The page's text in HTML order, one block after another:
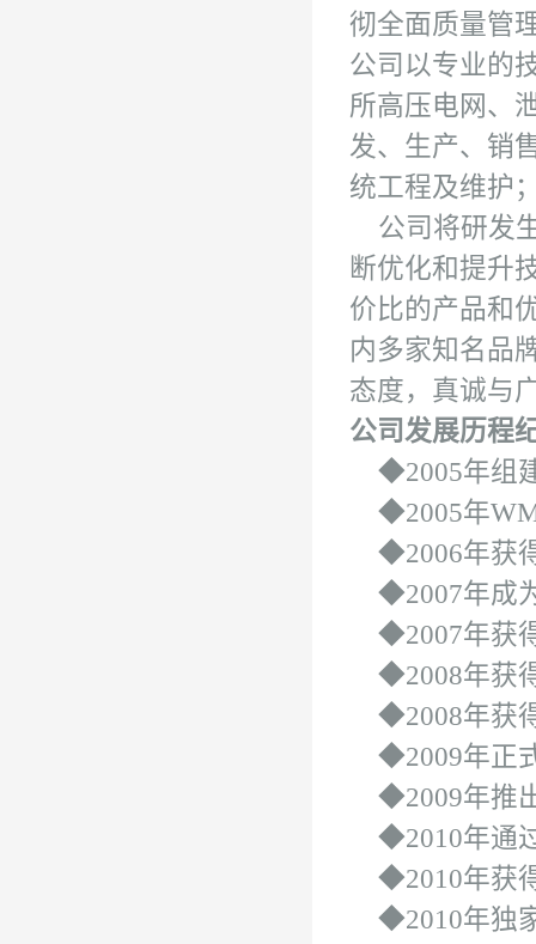
彻全面质量管
公司以专业的
所高压电网、
发、生产、销
统工程及维护
公司将研发
断优化和提升
价比的产品和
内多家知名品
态度，真诚与
公司发展历程
◆2005年组
◆2005年
◆2006年获
◆2007年成
◆2007年获
◆2008年获得
◆2008年获
◆2009年正
◆2009年推
◆2010年通过
◆2010年获
◆2010年独